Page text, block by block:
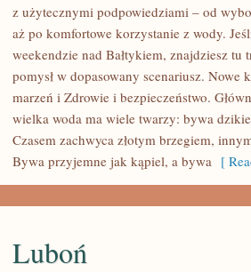
LUKSUSOWE
RESORTY
z użytecznymi podpowiedziami – od
aż po komfortowe korzystanie z wody.
weekendzie nad Bałtykiem, znajdziesz
pomysł w dopasowany scenariusz. Nowe
marzeń i Zdrowie i bezpieczeństwo.
wielka woda ma wiele twarzy: bywa
Czasem zachwyca złotym brzegiem,
Bywa przyjemne jak kąpiel, a bywa [
Luboń